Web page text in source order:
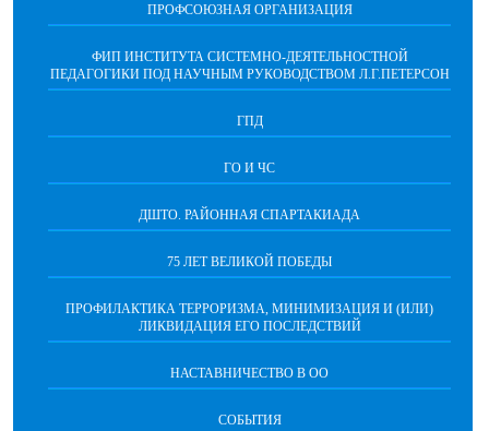
ПРОФСОЮЗНАЯ ОРГАНИЗАЦИЯ
ФИП ИНСТИТУТА СИСТЕМНО-ДЕЯТЕЛЬНОСТНОЙ
ПЕДАГОГИКИ ПОД НАУЧНЫМ РУКОВОДСТВОМ Л.Г.ПЕТЕРСОН
ГПД
ГО И ЧС
ДШТО. РАЙОННАЯ СПАРТАКИАДА
75 ЛЕТ ВЕЛИКОЙ ПОБЕДЫ
ПРОФИЛАКТИКА ТЕРРОРИЗМА, МИНИМИЗАЦИЯ И (ИЛИ)
ЛИКВИДАЦИЯ ЕГО ПОСЛЕДСТВИЙ
НАСТАВНИЧЕСТВО В ОО
СОБЫТИЯ